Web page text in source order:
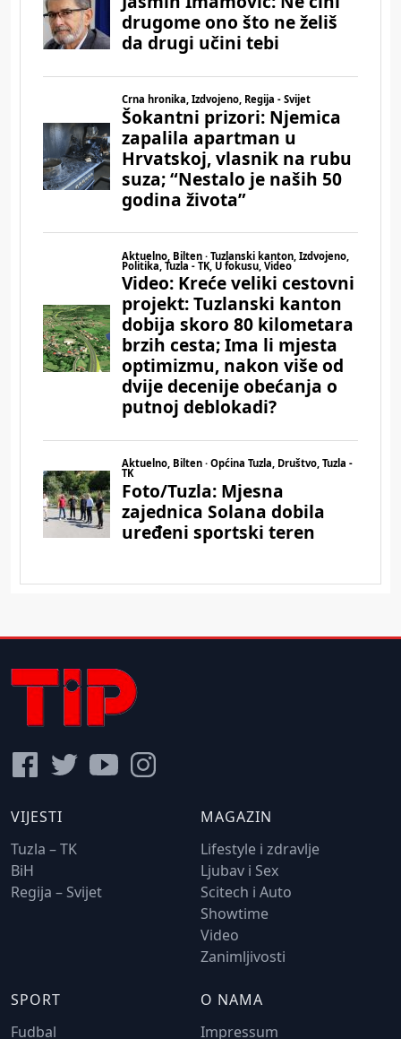
VIJESTI
Tuzla – TK
BiH
Regija – Svijet
MAGAZIN
Lifestyle i zdravlje
Ljubav i Sex
Scitech i Auto
Showtime
Video
Zanimljivosti
SPORT
Fudbal
O NAMA
Impressum